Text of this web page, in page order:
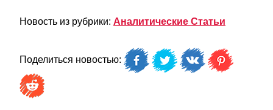
Новость из рубрики: Аналитические Статьи
Поделиться новостью: